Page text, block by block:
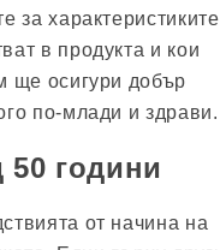
за
в продукта и кои
ще осигури добър
по-млади и здрави.
50 години
от начина на